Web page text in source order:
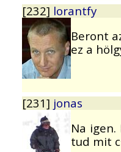
[232] lorantfy
Beront
ez a
[231] jonas
Na
tud mit